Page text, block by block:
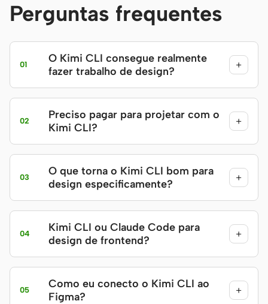
Perguntas frequentes
01
O Kimi CLI consegue realmente
fazer trabalho de design?
+
02
Preciso pagar para projetar com o
Kimi CLI?
+
03
O que torna o Kimi CLI bom para
design especificamente?
+
04
Kimi CLI ou Claude Code para
design de frontend?
+
05
Como eu conecto o Kimi CLI ao
Figma?
+